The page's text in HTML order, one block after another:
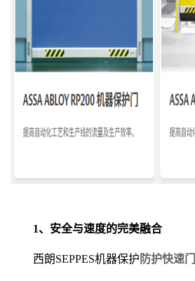
1、安全与速度的完美融合
西朗SEPPES机器保护 防护快速门